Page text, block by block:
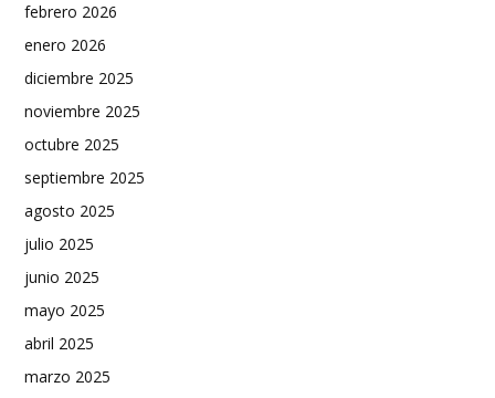
febrero 2026
enero 2026
diciembre 2025
noviembre 2025
octubre 2025
septiembre 2025
agosto 2025
julio 2025
junio 2025
mayo 2025
abril 2025
marzo 2025